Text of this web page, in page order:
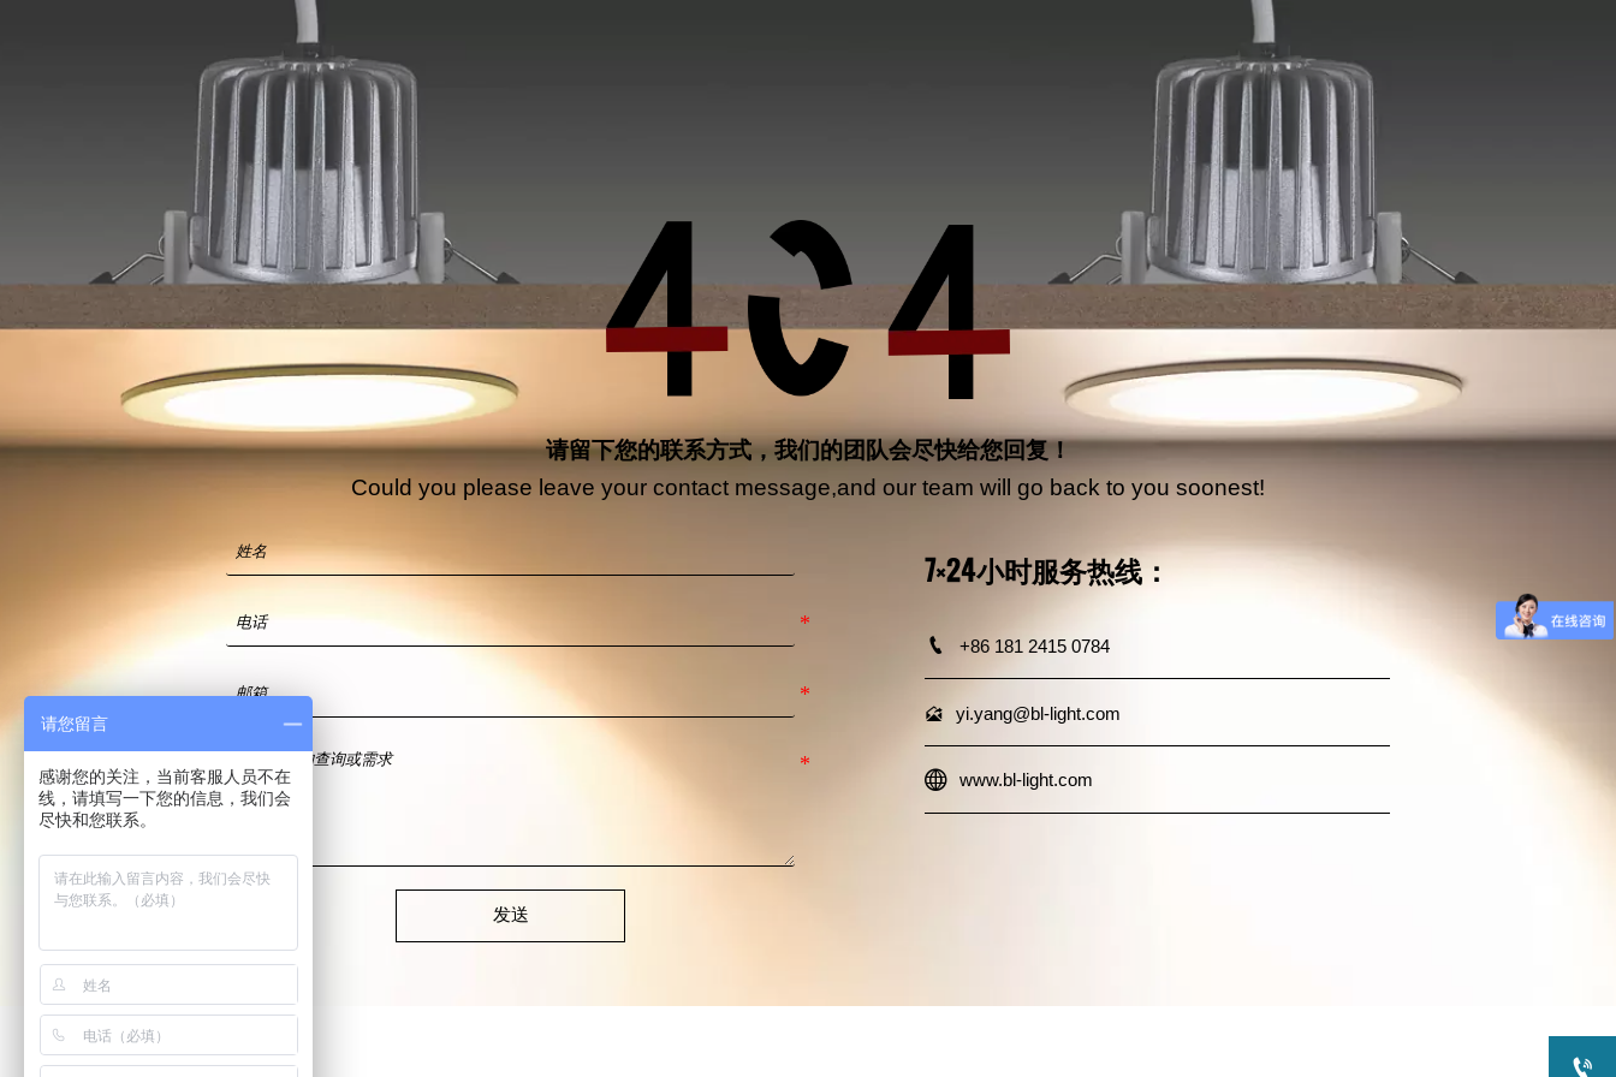
请留下您的联系方式，我们的团队会尽快给您回复！
Could you please leave your contact message,and our team will go back to you soonest!
发送
7×24小时服务热线：
 +86 181 2415 0784
 yi.yang@bl-light.com
 www.bl-light.com

请您留言
感谢您的关注，当前客服人员不在
线，请填写一下您的信息，我们会
尽快和您联系。